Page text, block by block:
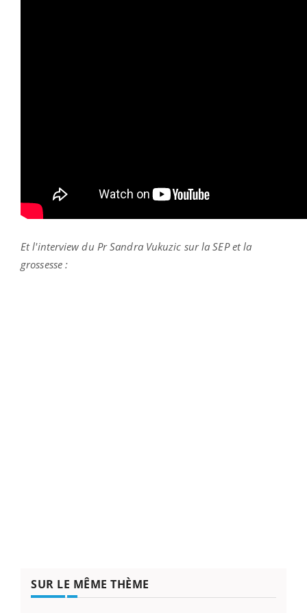
Et l'interview du Pr Sandra Vukuzic sur la SEP et la
grossesse :
SUR LE MÊME THÈME